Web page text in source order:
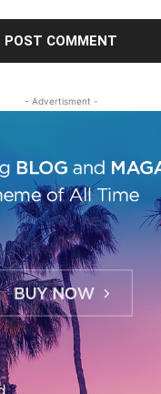
- Advertisment -